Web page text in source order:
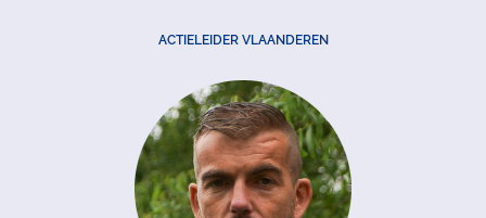
ACTIELEIDER VLAANDEREN